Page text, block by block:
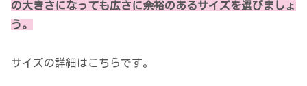
の大きさになっても広さに余裕のあるサイズを選びましょ
う。
サイズの詳細はこちらです。